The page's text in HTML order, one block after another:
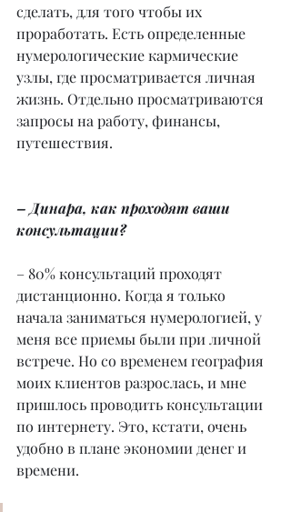
сделать, для того чтобы их
проработать. Есть определенные
нумерологические кармические
узлы, где просматривается личная
жизнь. Отдельно просматриваются
запросы на работу, финансы,
путешествия.
– Динара, как проходят ваши
консультации?
– 80% консультаций проходят
дистанционно. Когда я только
начала заниматься нумерологией, у
меня все приемы были при личной
встрече. Но со временем география
моих клиентов разрослась, и мне
пришлось проводить консультации
по интернету. Это, кстати, очень
удобно в плане экономии денег и
времени.